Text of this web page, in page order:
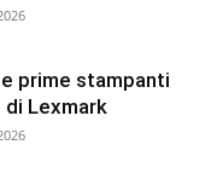
prime stampanti
di Lexmark